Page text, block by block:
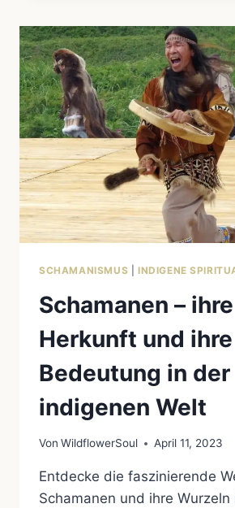
EINER
LEGENDÄREN
SCHAMANISMUS INDIGENE
Schamanen – ihre
Herkunft und ihre
Bedeutung in der
indigenen Welt
Von WildflowerSoul April 11, 2023
Entdecke die faszinierende
Schamanen und ihre Wurzeln